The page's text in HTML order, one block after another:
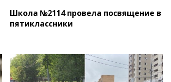
Школа №2114 провела посвящение в
пятиклассники